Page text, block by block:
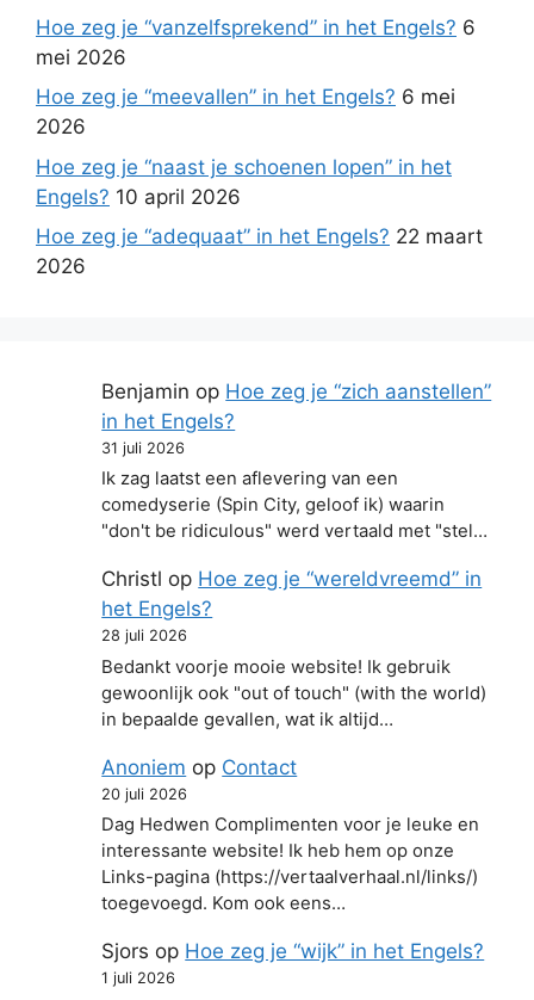
Hoe zeg je “vanzelfsprekend” in het Engels? 6
mei 2026
Hoe zeg je “meevallen” in het Engels? 6 mei
2026
Hoe zeg je “naast je schoenen lopen” in het
Engels? 10 april 2026
Hoe zeg je “adequaat” in het Engels? 22 maart
2026
Benjamin op Hoe zeg je “zich aanstellen”
in het Engels?
31 juli 2026
Ik zag laatst een aflevering van een
comedyserie (Spin City, geloof ik) waarin
"don't be ridiculous" werd vertaald met "stel…
Christl op Hoe zeg je “wereldvreemd” in
het Engels?
28 juli 2026
Bedankt voorje mooie website! Ik gebruik
gewoonlijk ook "out of touch" (with the world)
in bepaalde gevallen, wat ik altijd…
Anoniem op Contact
20 juli 2026
Dag Hedwen Complimenten voor je leuke en
interessante website! Ik heb hem op onze
Links-pagina (https://vertaalverhaal.nl/links/)
toegevoegd. Kom ook eens…
Sjors op Hoe zeg je “wijk” in het Engels?
1 juli 2026